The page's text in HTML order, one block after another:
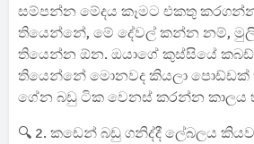
සම්පන්න මේදය කෑමට එකතු
තියෙන්නේ, මේ දේවල් කන්න නම්,
තියෙන්න ඕන. ඔයාගේ කුස්සියේ කබඩ්
තියෙන්නේ මොනවද කියලා පොඩ්ඩක්
ගේන බඩු ටික වෙනස් කරන්න කාලය
🔍 2. කඩෙන් බඩු ගනිද්දී ලේබලය